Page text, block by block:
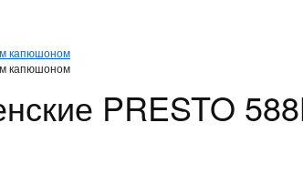
капюшоном
капюшоном
PRESTO